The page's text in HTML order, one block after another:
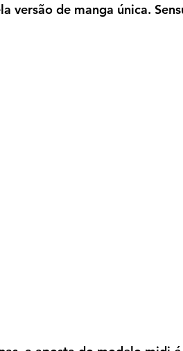
versão de manga única.